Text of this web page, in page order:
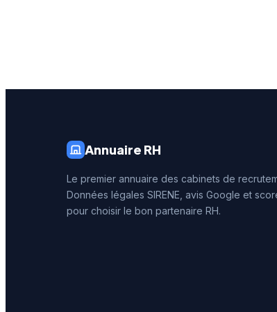
clients.
Annuaire RH
Le premier annuaire des cabinets de
Données légales SIRENE, avis Google et
pour choisir le bon partenaire RH.